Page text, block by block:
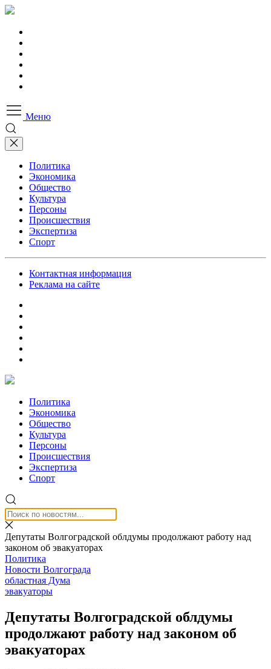
Меню
Политика
Экономика
Общество
Культура
Персоны
Происшествия
Экспертиза
Спорт
Контактная информация
Реклама на сайте
Политика
Экономика
Общество
Культура
Персоны
Происшествия
Экспертиза
Спорт
Депутаты Волгоградской облдумы продолжают работу над
законом об эвакуаторах
Политика
Новости Волгограда
областная Дума
эвакуаторы
Депутаты Волгоградской облдумы
продолжают работу над законом об
эвакуаторах